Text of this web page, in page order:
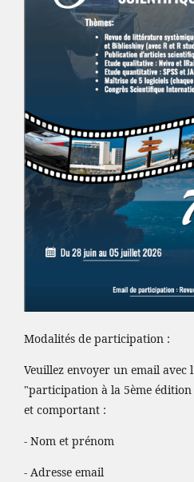
Modalités de participation :
Veuillez envoyer un email avec
"participation à la 5ème
et comportant :
- Nom et prénom
- Adresse email